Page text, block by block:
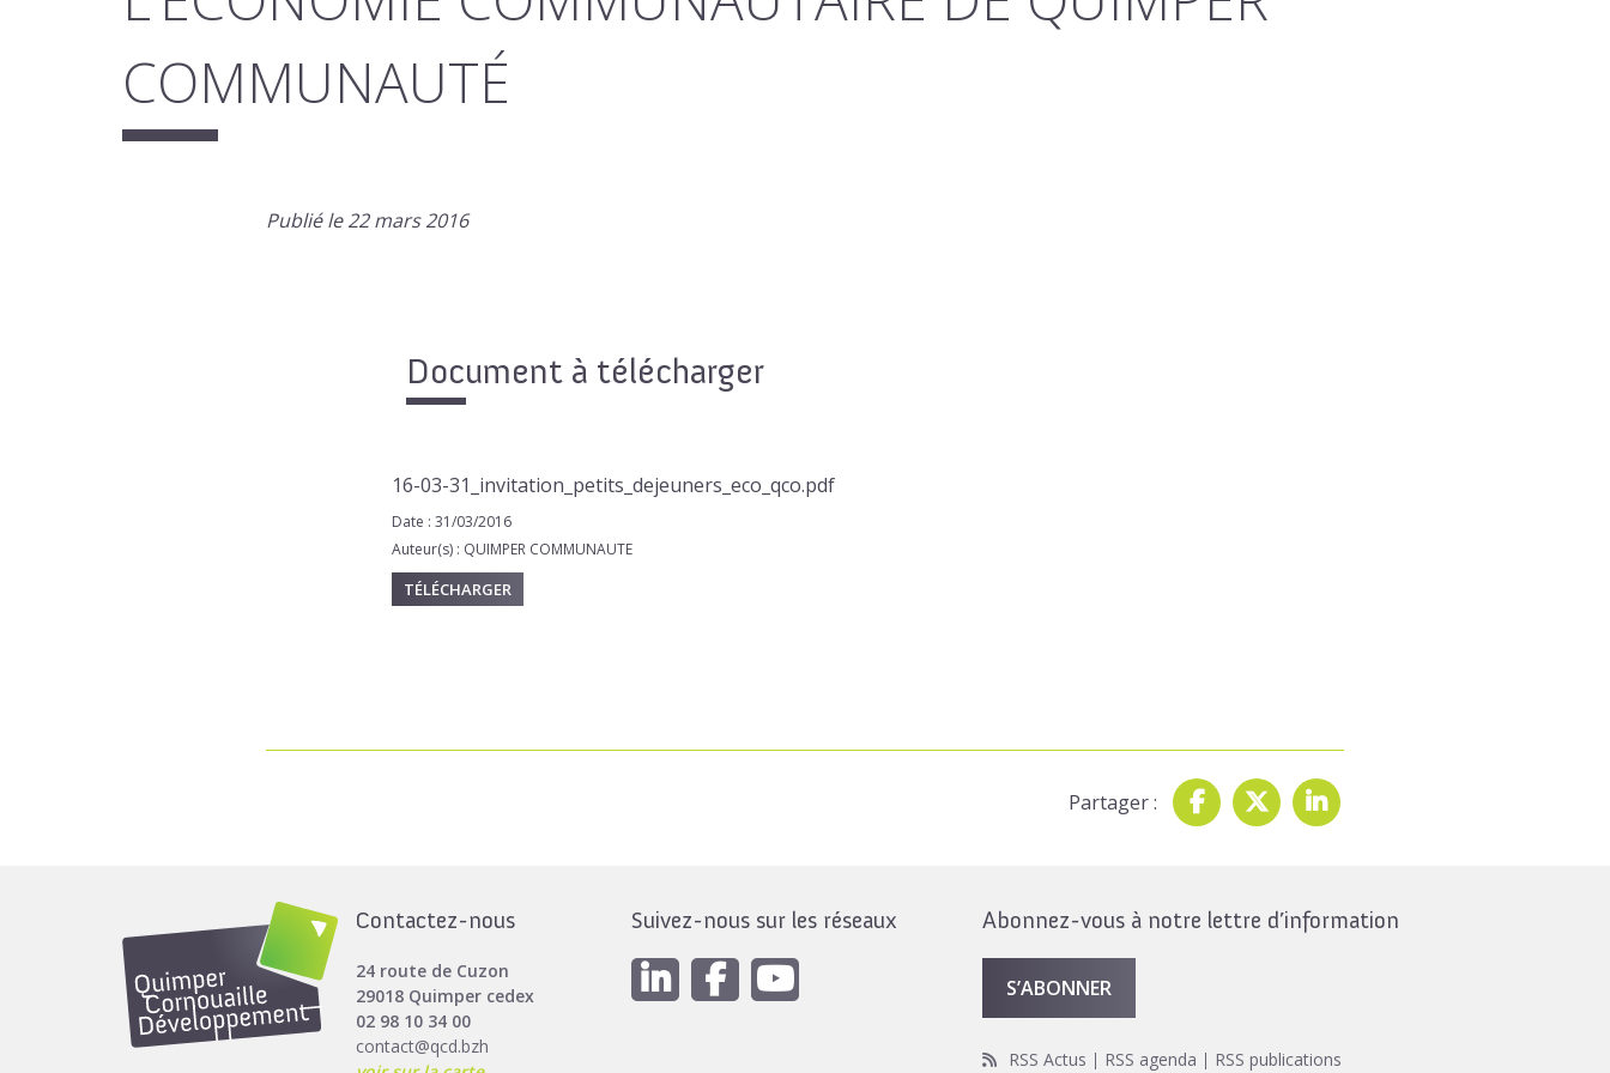
COMMUNAUTÉ
Publié le 22 mars 2016
Document à télécharger
16-03-31_invitation_petits_dejeuners_eco_qco.pdf
Date : 31/03/2016
Auteur(s) : QUIMPER COMMUNAUTE
TÉLÉCHARGER
Partager :
Contactez-nous
24 route de Cuzon
29018 Quimper cedex
02 98 10 34 00
contact@qcd.bzh
Suivez-nous sur les réseaux Abonnez-vous à notre lettre d’information
S’ABONNER
RSS Actus RSS agenda RSS publications